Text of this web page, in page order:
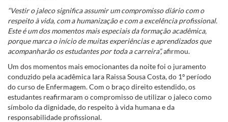
“Vestir o jaleco significa assumir um compromisso diário com o
respeito à vida, com a humanização e com a excelência profissional.
Este é um dos momentos mais especiais da formação acadêmica,
porque marca o início de muitas experiências e aprendizados que
acompanharão os estudantes por toda a carreira”,afirmou.
Um dos momentos mais emocionantes da noite foi o juramento
conduzido pela acadêmica Iara Raissa Sousa Costa, do 1º período
do curso de Enfermagem. Com o braço direito estendido, os
estudantes reafirmaram o compromisso de utilizar o jaleco como
símbolo da dignidade, do respeito à vida humana e da
responsabilidade profissional.